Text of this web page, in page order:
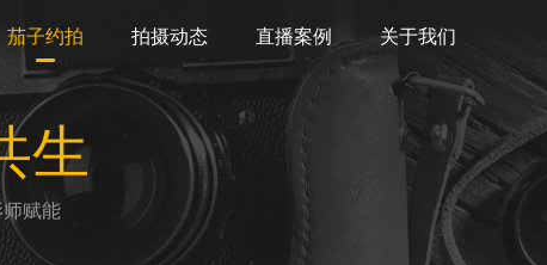
茄子约拍 拍摄动态 直播案例 关于我们
生
赋能